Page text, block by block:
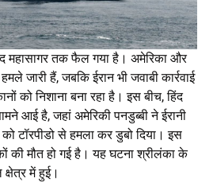
महासागर तक फैल गया है। अमेरिका और
जारी हैं, जबकि ईरान भी जवाबी कार्रवाई
को निशाना बना रहा है। इस बीच, हिंद
आई है, जहां अमेरिकी पनडुब्बी ने ईरानी
टॉरपीडो से हमला कर डुबो दिया। इस
की मौत हो गई है। यह घटना श्रीलंका के
में हुई।